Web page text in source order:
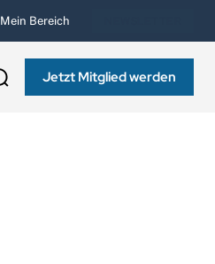
Mein Bereich
Jetzt Mitglied werden